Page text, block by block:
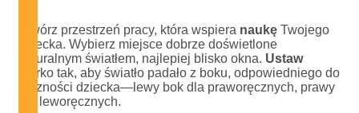
Stwórz przestrzeń pracy, która wspiera naukę Twojego
dziecka. Wybierz miejsce dobrze doświetlone
naturalnym światłem, najlepiej blisko okna. Ustaw
biurko tak, aby światło padało z boku, odpowiedniego do
ręczności dziecka—lewy bok dla praworęcznych, prawy
dla leworęcznych.